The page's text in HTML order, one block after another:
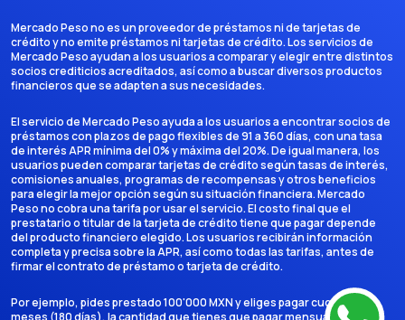
Mercado Peso no es un proveedor de préstamos ni de tarjetas de
crédito y no emite préstamos ni tarjetas de crédito. Los servicios de
Mercado Peso ayudan a los usuarios a comparar y elegir entre distintos
socios crediticios acreditados, así como a buscar diversos productos
financieros que se adapten a sus necesidades.
El servicio de Mercado Peso ayuda a los usuarios a encontrar socios de
préstamos con plazos de pago flexibles de 91 a 360 días, con una tasa
de interés APR mínima del 0% y máxima del 20%. De igual manera, los
usuarios pueden comparar tarjetas de crédito según tasas de interés,
comisiones anuales, programas de recompensas y otros beneficios
para elegir la mejor opción según su situación financiera. Mercado
Peso no cobra una tarifa por usar el servicio. El costo final que el
prestatario o titular de la tarjeta de crédito tiene que pagar depende
del producto financiero elegido. Los usuarios recibirán información
completa y precisa sobre la APR, así como todas las tarifas, antes de
firmar el contrato de préstamo o tarjeta de crédito.
Por ejemplo, pides prestado 100'000 MXN y eliges pagar cuotas en 6
meses (180 días), la cantidad que tienes que pagar mensualmente es